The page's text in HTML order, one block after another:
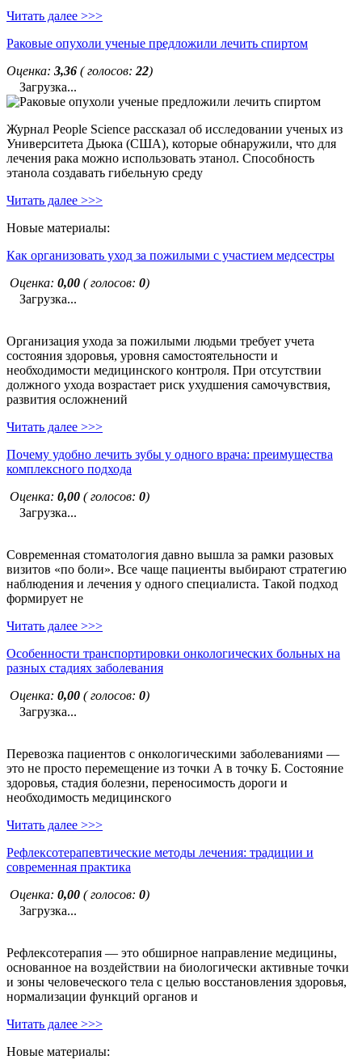
Читать далее >>>
Раковые опухоли ученые предложили лечить спиртом
Оценка: 3,36 ( голосов: 22)
Загрузка...
Журнал People Science рассказал об исследовании ученых из
Университета Дьюка (США), которые обнаружили, что для
лечения рака можно использовать этанол. Способность
этанола создавать гибельную среду
Читать далее >>>
Новые материалы:
Как организовать уход за пожилыми с участием медсестры
Оценка: 0,00 ( голосов: 0)
Загрузка...
Организация ухода за пожилыми людьми требует учета
состояния здоровья, уровня самостоятельности и
необходимости медицинского контроля. При отсутствии
должного ухода возрастает риск ухудшения самочувствия,
развития осложнений
Читать далее >>>
Почему удобно лечить зубы у одного врача: преимущества
комплексного подхода
Оценка: 0,00 ( голосов: 0)
Загрузка...
Современная стоматология давно вышла за рамки разовых
визитов «по боли». Все чаще пациенты выбирают стратегию
наблюдения и лечения у одного специалиста. Такой подход
формирует не
Читать далее >>>
Особенности транспортировки онкологических больных на
разных стадиях заболевания
Оценка: 0,00 ( голосов: 0)
Загрузка...
Перевозка пациентов с онкологическими заболеваниями —
это не просто перемещение из точки А в точку Б. Состояние
здоровья, стадия болезни, переносимость дороги и
необходимость медицинского
Читать далее >>>
Рефлексотерапевтические методы лечения: традиции и
современная практика
Оценка: 0,00 ( голосов: 0)
Загрузка...
Рефлексотерапия — это обширное направление медицины,
основанное на воздействии на биологически активные точки
и зоны человеческого тела с целью восстановления здоровья,
нормализации функций органов и
Читать далее >>>
Новые материалы: